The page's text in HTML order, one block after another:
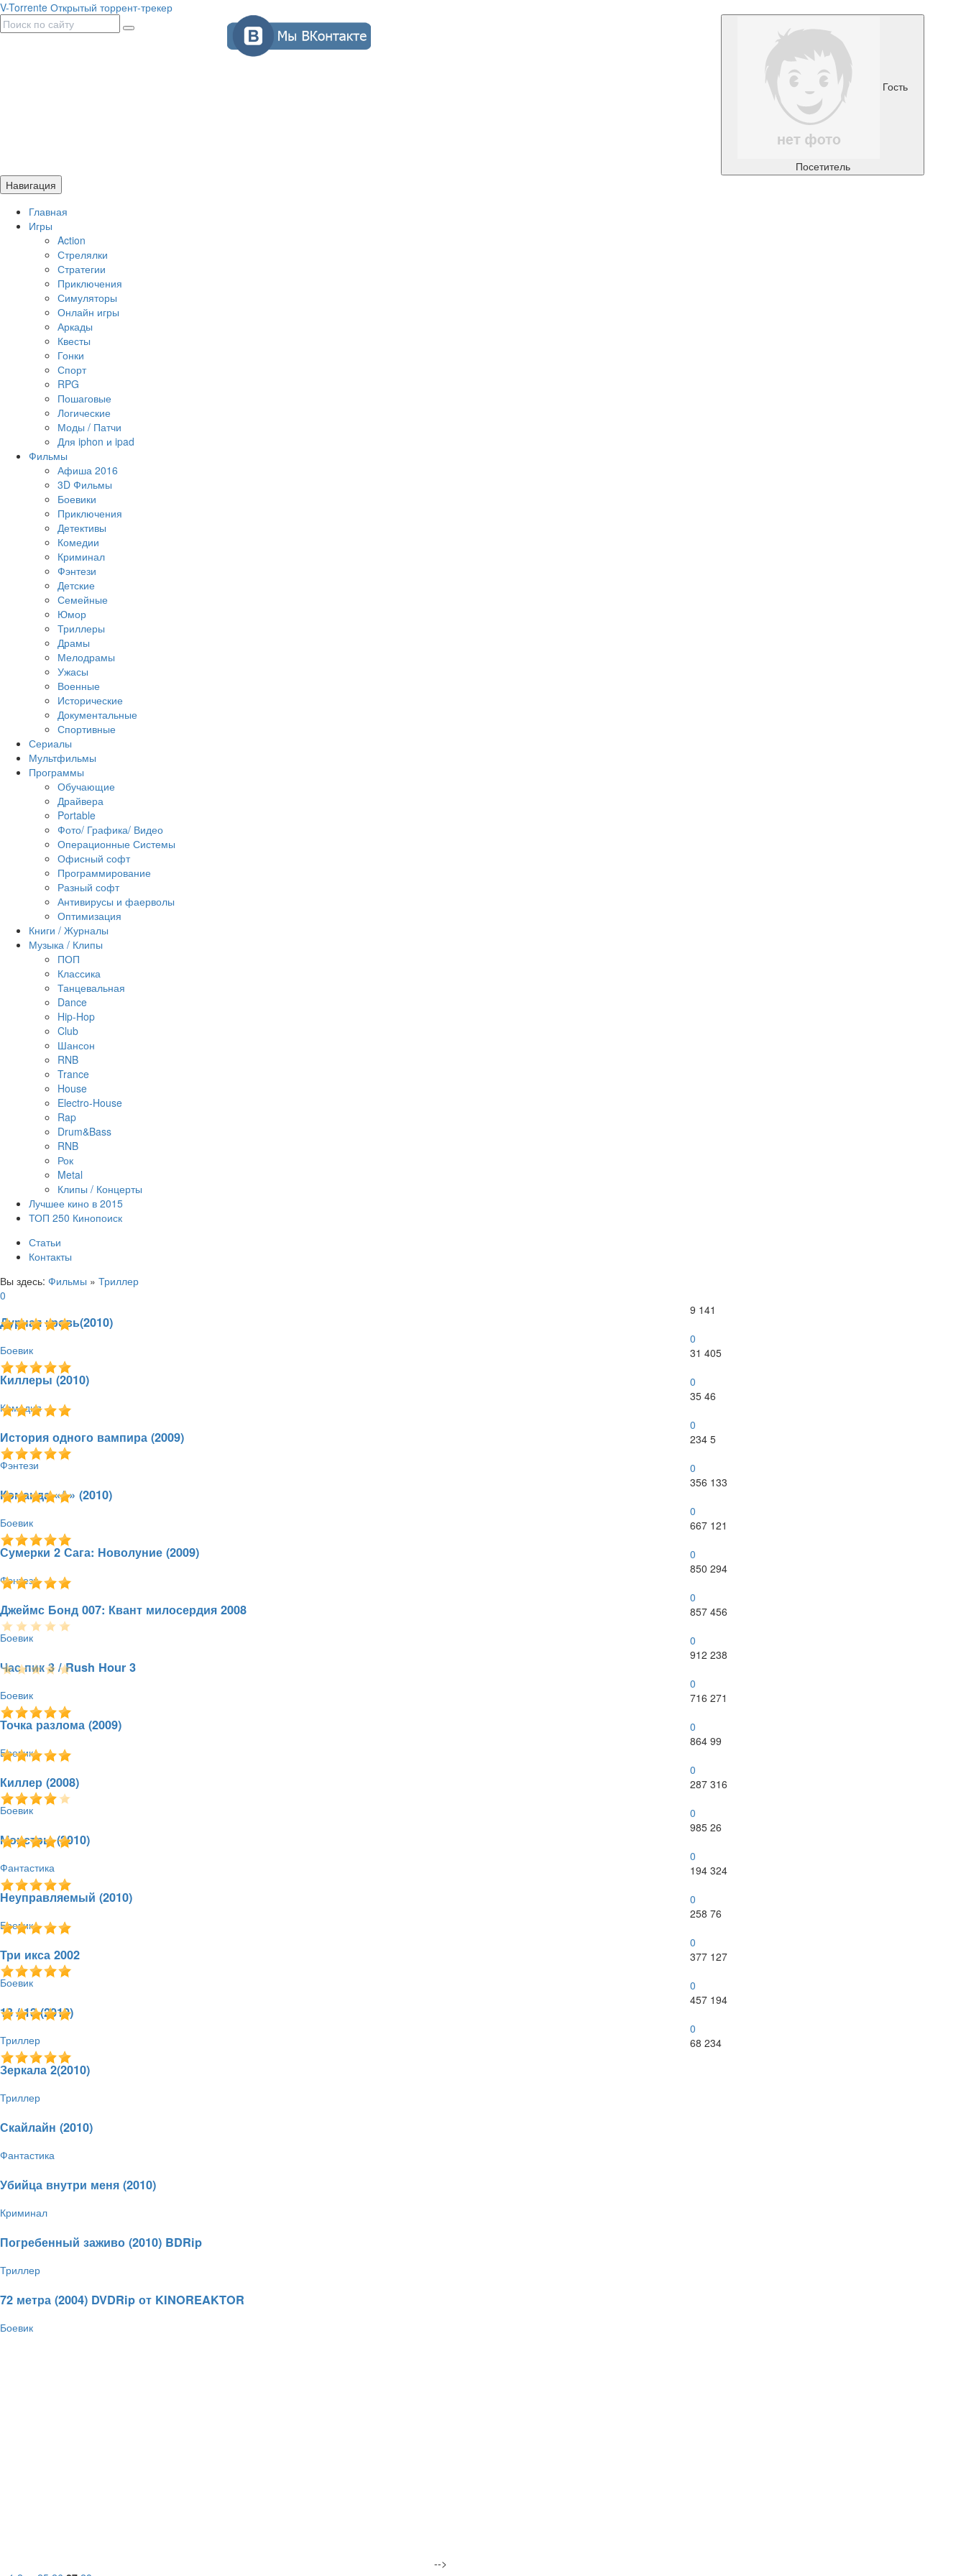
V-Torrente Открытый торрент-трекер
Гость
Посетитель
Навигация
Главная
Игры
Action
Стрелялки
Стратегии
Приключения
Симуляторы
Онлайн игры
Аркады
Квесты
Гонки
Спорт
RPG
Пошаговые
Логические
Моды / Патчи
Для iphon и ipad
Фильмы
Афиша 2016
3D Фильмы
Боевики
Приключения
Детективы
Комедии
Криминал
Фэнтези
Детские
Семейные
Юмор
Триллеры
Драмы
Мелодрамы
Ужасы
Военные
Исторические
Документальные
Спортивные
Сериалы
Мультфильмы
Программы
Обучающие
Драйвера
Portable
Фото/ Графика/ Видео
Операционные Системы
Офисный софт
Программирование
Разный софт
Антивирусы и фаерволы
Оптимизация
Книги / Журналы
Музыка / Клипы
ПОП
Классика
Танцевальная
Dance
Hip-Hop
Club
Шансон
RNB
Trance
House
Electro-House
Rap
Drum&Bass
RNB
Рок
Metal
Клипы / Концерты
Лучшее кино в 2015
ТОП 250 Кинопоиск
Статьи
Контакты
Вы здесь: Фильмы » Триллер
0
Дурная кровь(2010)
Боевик
29.12.2010 - 22:50
9 141
0
Киллеры (2010)
Комедия
29.12.2010 - 19:44
31 405
0
История одного вампира (2009)
Фэнтези
35 46
0
Команда «А» (2010)
Боевик
29.12.2010 - 19:26
234 5
0
Сумерки 2 Сага: Новолуние (2009)
Фэнтези
29.12.2010 - 16:12
356 133
0
Джеймс Бонд 007: Квант милосердия 2008
Боевик
667 121
0
Час пик 3 / Rush Hour 3
Боевик
29.12.2010 - 02:22
850 294
0
Точка разлома (2009)
Боевик
29.12.2010 - 00:52
857 456
0
Киллер (2008)
Боевик
912 238
0
Монстры (2010)
Фантастика
28.12.2010 - 09:36
716 271
0
Неуправляемый (2010)
Боевик
28.12.2010 - 01:42
864 99
0
Три икса 2002
Боевик
287 316
0
13 / 13 (2010)
Триллер
27.12.2010 - 18:16
985 26
0
Зеркала 2(2010)
Триллер
194 324
0
Скайлайн (2010)
Фантастика
258 76
0
Убийца внутри меня (2010)
Криминал
377 127
0
Погребенный заживо (2010) BDRip
Триллер
457 194
0
72 метра (2004) DVDRip от KINOREAKTOR
Боевик
68 234
-->